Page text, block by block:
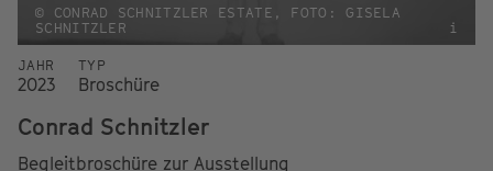
© CONRAD SCHNITZLER ESTATE, FOTO: GISELA
SCHNITZLER
i
JAHR
2023
TYP
Broschüre
Conrad Schnitzler
Begleitbroschüre zur Ausstellung